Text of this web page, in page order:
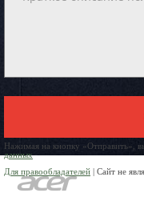
Нажимая на кнопку «Отправить»,
данных
Для правообладателей | Сайт не